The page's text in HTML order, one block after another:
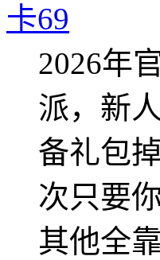
卡69
2026年
派，新
备礼包
次只要
其他全